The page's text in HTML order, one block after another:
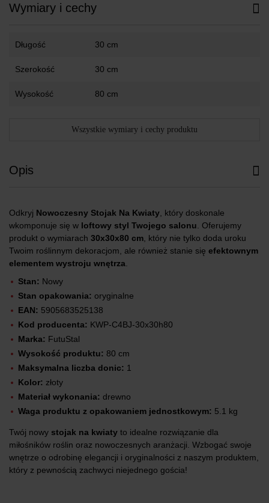
Wymiary i cechy
Długość 30 cm
Szerokość 30 cm
Wysokość 80 cm
Wszystkie wymiary i cechy produktu
Opis
Odkryj Nowoczesny Stojak Na Kwiaty , który doskonale
wkomponuje się w loftowy styl Twojego salonu . Oferujemy
produkt o wymiarach 30x30x80 cm , który nie tylko doda uroku
Twoim roślinnym dekoracjom, ale również stanie się efektownym
elementem wystroju wnętrza
Stan: Nowy
Stan opakowania: oryginalne
EAN: 5905683525138
Kod producenta: KWP-C4BJ-30x30h80
Marka: FutuStal
Wysokość produktu: 80 cm
Maksymalna liczba donic: 1
Kolor: złoty
Materiał wykonania: drewno
Waga produktu z opakowaniem jednostkowym: 5.1 kg
Twój nowy stojak na kwiaty to idealne rozwiązanie dla
miłośników roślin oraz nowoczesnych aranżacji. Wzbogać swoje
wnętrze o odrobinę elegancji i oryginalności z naszym produktem,
który z pewnością zachwyci niejednego gościa!